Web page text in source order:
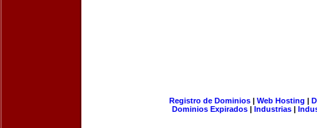
Registro de Dominios| Web Hosting |
Dominios Expirados | Industrias |